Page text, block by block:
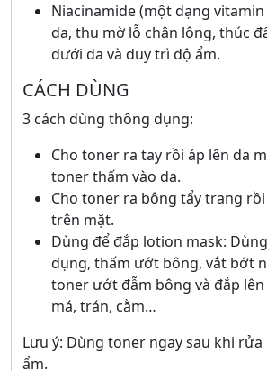
Niacinamide (một dạng vitamin
da, thu mờ lỗ chân lông, thúc
dưới da và duy trì độ ẩm.
CÁCH DÙNG
3 cách dùng thông dụng:
Cho toner ra tay rồi áp lên da
toner thấm vào da.
Cho toner ra bông tẩy trang
trên mặt.
Dùng để đắp lotion mask:
dụng, thấm ướt bông, vắt bớt
toner ướt đẫm bông và đắp
má, trán, cằm…
Lưu ý: Dùng toner ngay sau khi rửa
ẩm.